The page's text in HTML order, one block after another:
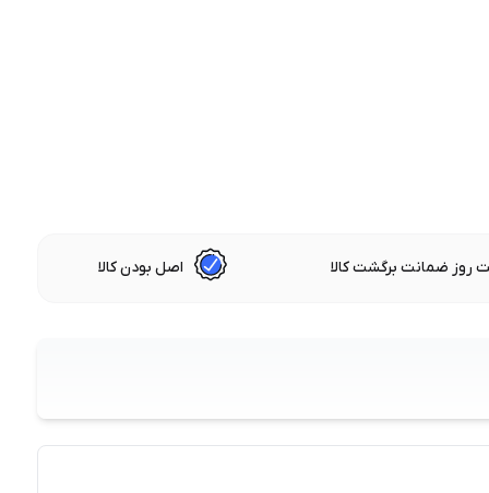
روز ضمانت برگشت کالا اصل بودن کالا